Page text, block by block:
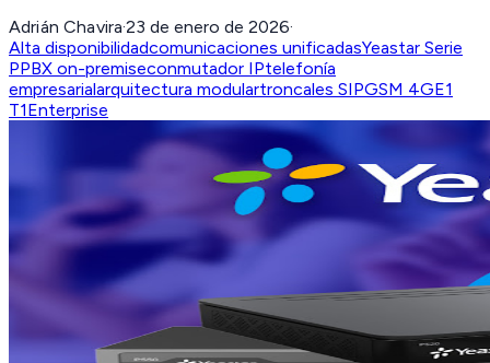
Adrián Chavira·23 de enero de 2026·
Alta disponibilidadcomunicaciones unificadasYeastar Serie
PPBX on-premiseconmutador IPtelefonía
empresarialarquitectura modulartroncales SIPGSM 4GE1
T1Enterprise